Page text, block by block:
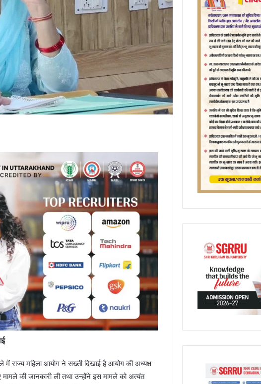
राज्य महिला आयोग ने सख्ती दिखाई है आयोग की अध्यक्ष
की जानकारी ली तथा उन्होंने इस मामले को अत्यंत